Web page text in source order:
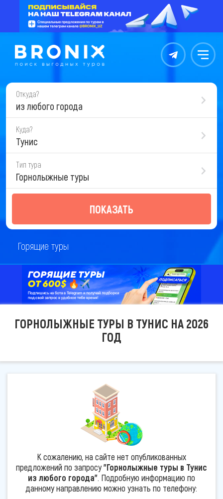
Контакты Меню
Откуда?
из любого города
Куда?
Тунис
Тип тура
Горнолыжные туры
ПОКАЗАТЬ
Горящие туры
ГОРНОЛЫЖНЫЕ ТУРЫ В ТУНИС НА 2026
ГОД
К сожалению, на сайте нет опубликованных
предложений по запросу"Горнолыжные туры в Тунис
из любого города". Подробную информацию по
данному направлению можно узнать по телефону: